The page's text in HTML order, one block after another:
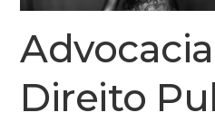
Direito